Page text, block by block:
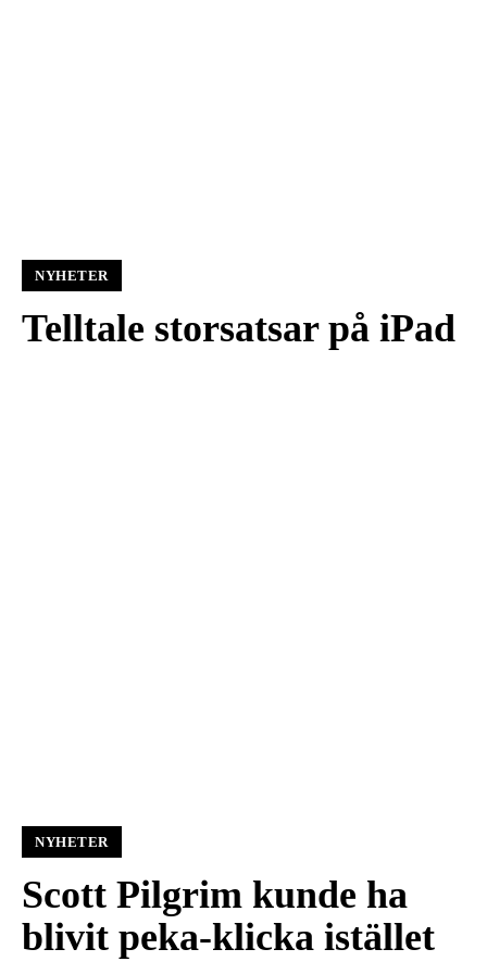
NYHETER
Telltale storsatsar på iPad
NYHETER
Scott Pilgrim kunde ha
blivit peka-klicka istället